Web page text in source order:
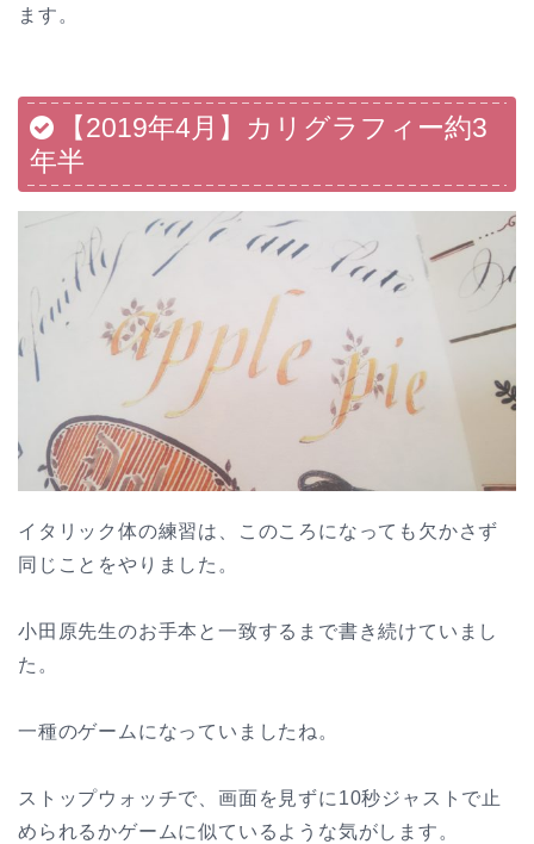
ます。
【2019年4月】カリグラフィー約3
年半
イタリック体の練習は、このころになっても欠かさず
同じことをやりました。
小田原先生のお手本と一致するまで書き続けていまし
た。
一種のゲームになっていましたね。
ストップウォッチで、画面を見ずに10秒ジャストで止
められるかゲームに似ているような気がします。